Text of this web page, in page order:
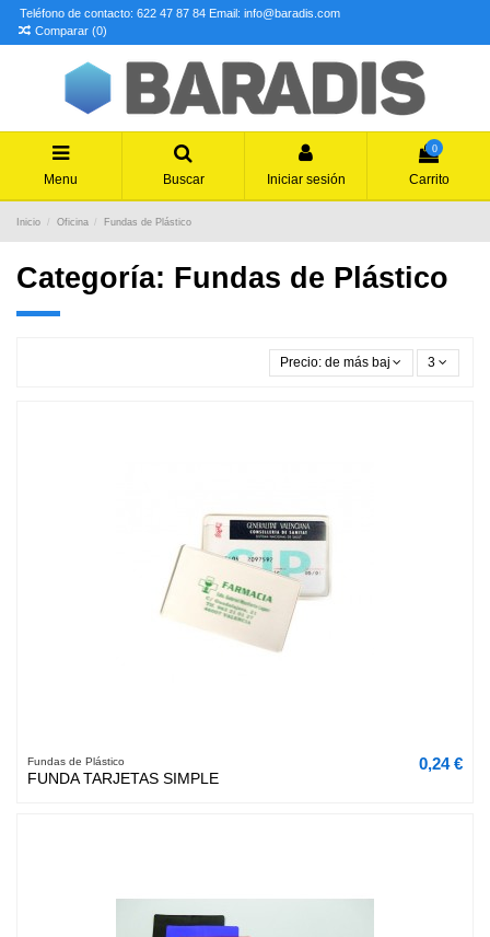
Teléfono de contacto: 622 47 87 84 Email: info@baradis.com
Comparar (0)
Menu Buscar Iniciar sesión
0
Carrito
Inicio Oficina Fundas de Plástico
Categoría: Fundas de Plástico
Precio: de más bajo a más alto
3
Fundas de Plástico
FUNDA TARJETAS SIMPLE
0,24 €